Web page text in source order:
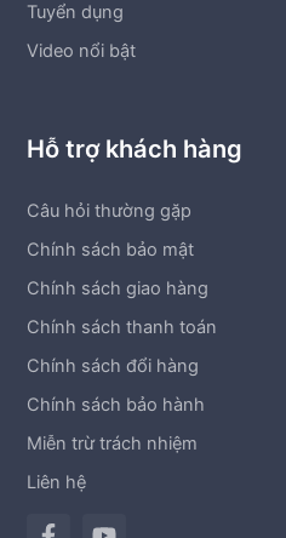
Tuyển dụng
Video nổi bật
Hỗ trợ khách hàng
Câu hỏi thường gặp
Chính sách bảo mật
Chính sách giao hàng
Chính sách thanh toán
Chính sách đổi hàng
Chính sách bảo hành
Miễn trừ trách nhiệm
Liên hệ